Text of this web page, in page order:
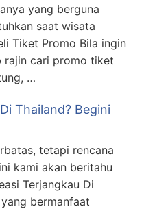
yang berguna
saat wisata
Tiket Promo Bila ingin
rajin cari promo tiket
…
Thailand? Begini
tetapi rencana
kami akan beritahu
Terjangkau Di
bermanfaat